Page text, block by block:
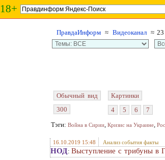
18+
ПравдаИнформ ≈ Видеоканал ≈ 23
Обычный вид
300
Картинки
4
5 6 7
Тэги: Война в Сирии, Кризис на Украине,
16.10.2019 15:48 Анализ события факты
НОД: Выступление с трибуны в